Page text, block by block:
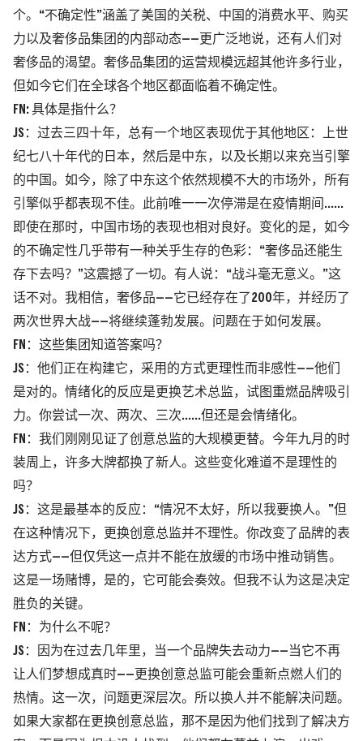
个。“不确定性”涵盖了美国的关税、中国的消费水平、购买
力以及奢侈品集团的内部动态——更广泛地说，还有人们对
奢侈品的渴望。奢侈品集团的运营规模远超其他许多行业，
但如今它们在全球各个地区都面临着不确定性。
FN: 具体是指什么？
JS：过去三四十年，总有一个地区表现优于其他地区：上世
纪七八十年代的日本，然后是中东，以及长期以来充当引擎
的中国。如今，除了中东这个依然规模不大的市场外，所有
引擎似乎都表现不佳。此前唯一一次停滞是在疫情期间……
即使在那时，中国市场的表现也相对良好。变化的是，如今
的不确定性几乎带有一种关乎生存的色彩：“奢侈品还能生
存下去吗？”这震撼了一切。有人说：“战斗毫无意义。”这
话不对。我相信，奢侈品——它已经存在了200年，并经历了
两次世界大战——将继续蓬勃发展。问题在于如何发展。
FN：这些集团知道答案吗？
JS：他们正在构建它，采用的方式更理性而非感性——他们
是对的。情绪化的反应是更换艺术总监，试图重燃品牌吸引
力。你尝试一次、两次、三次……但还是会情绪化。
FN：我们刚刚见证了创意总监的大规模更替。今年九月的时
装周上，许多大牌都换了新人。这些变化难道不是理性的
吗？
JS：这是最基本的反应：“情况不太好，所以我要换人。”但
在这种情况下，更换创意总监并不理性。你改变了品牌的表
达方式——但仅凭这一点并不能在放缓的市场中推动销售。
这是一场赌博，是的，它可能会奏效。但我不认为这是决定
胜负的关键。
FN：为什么不呢？
JS：因为在过去几年里，当一个品牌失去动力——当它不再
让人们梦想成真时——更换创意总监可能会重新点燃人们的
热情。这一次，问题更深层次。所以换人并不能解决问题。
如果大家都在更换创意总监，那不是因为他们找到了解决方